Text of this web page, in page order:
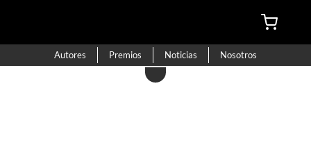
Autores Premios Noticias Nosotros